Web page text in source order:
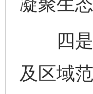
四是
及区域